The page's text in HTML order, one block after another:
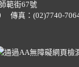
範街67號
傳真：(02)7740-